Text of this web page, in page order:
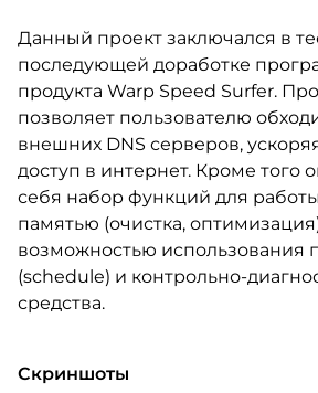
Данный проект заключался в
последующей доработке
продукта Warp Speed Surfer.
позволяет пользователю
внешних DNS серверов,
доступ в интернет. Кроме того
себя набор функций для
памятью (очистка,
возможностью использования
(schedule) и контрольно-
средства.
Скриншоты